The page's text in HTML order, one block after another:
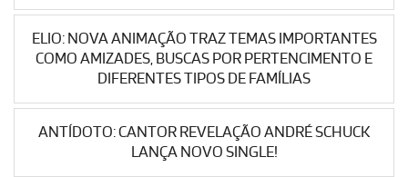
ELIO: NOVA ANIMAÇÃO TRAZ TEMAS IMPORTANTES
COMO AMIZADES, BUSCAS POR PERTENCIMENTO E
DIFERENTES TIPOS DE FAMÍLIAS
ANTÍDOTO: CANTOR REVELAÇÃO ANDRÉ SCHUCK
LANÇA NOVO SINGLE!